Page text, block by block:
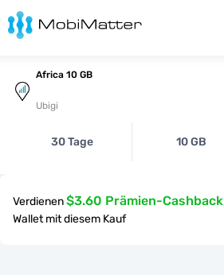
Africa 10 GB
Ubigi
30 Tage 10 GB
Verdienen$3.60 Prämien-Cashback
Wallet mit diesem Kauf